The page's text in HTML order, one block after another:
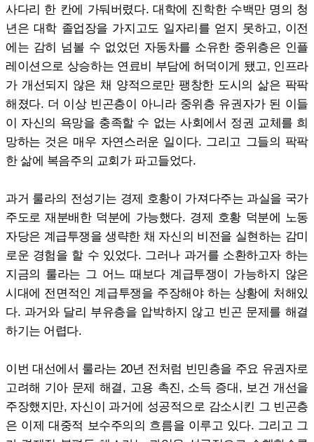
사다리 한 칸에 가둬버렸다. 대학에 진학한 수백만 명의 청
년은 대학 졸업장을 가지고도 일자리를 얻지 못하고, 이전
에는 감히 넘볼 수 없었던 자동차를 소유한 중위층은 인플
레이션으로 상승하는 연료비 부담에 허덕이게 됐고, 인프라
가 개선되지 않은 채 양적으로만 팽창한 도시의 삶은 팍팍
해졌다. 더 이상 빈곤층이 아니라 중위층 유권자가 된 이들
이 자신의 욕망을 충족할 수 없는 사회에서 정권 교체를 희
망하는 것은 매우 자연스러운 일이다. 그리고 그들의 팍팍
한 삶에 복음주의 교회가 파고들었다.
과거 룰라의 전성기는 경제 호황이 가져다주는 과실을 국가
주도로 재분배한 덕분에 가능했다. 경제 호황 덕분에 노동
자당은 계급투쟁을 생략한 채 자신의 비전을 실현하는 감미
로운 경험을 할 수 있었다. 그러나 과거를 소환하고자 하는
지금의 룰라는 그 어느 때보다 계급투쟁이 가능하지 않은
시대에 전면적인 계급투쟁을 주장해야 하는 상황에 처해있
다. 과거와 달리 부유층을 압박하지 않고 빈곤 문제를 해결
하기는 어렵다.
이번 대선에서 룰라는 20년 전처럼 빈민층을 주요 유권자로
고려해 기아 문제 해결, 고용 촉진, 소득 증대, 보건 개선을
주장했지만, 자신이 과거에 성공적으로 감소시킨 그 빈곤층
은 이제 대중적 보수주의의 흐름을 이루고 있다. 그리고 그